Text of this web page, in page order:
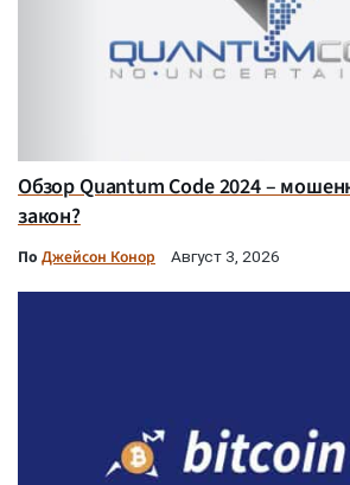
Обзор Quantum Code 2024 –
закон?
По Джейсон Конор Август 3, 2026